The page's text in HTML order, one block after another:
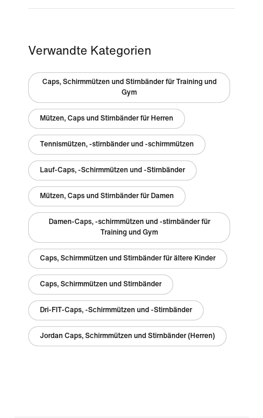
Verwandte Kategorien
Caps, Schirmmützen und Stirnbänder für Training und
Gym
Mützen, Caps und Stirnbänder für Herren
Tennismützen, -stirnbänder und -schirmmützen
Lauf-Caps, -Schirmmützen und -Stirnbänder
Mützen, Caps und Stirnbänder für Damen
Damen-Caps, -schirmmützen und -stirnbänder für
Training und Gym
Caps, Schirmmützen und Stirnbänder für ältere Kinder
Caps, Schirmmützen und Stirnbänder
Dri-FIT-Caps, -Schirmmützen und -Stirnbänder
Jordan Caps, Schirmmützen und Stirnbänder (Herren)